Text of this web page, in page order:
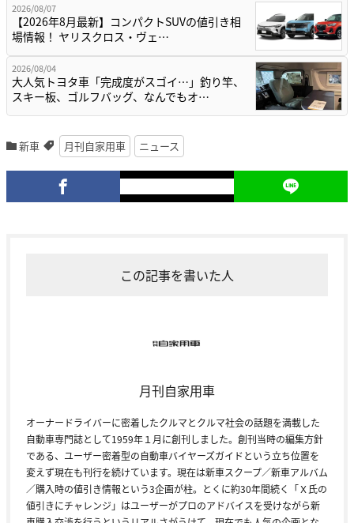
2026/08/07
【2026年8月最新】コンパクトSUVの値引き相
場情報！ ヤリスクロス・ヴェ…
2026/08/04
大人気トヨタ車「完成度がスゴイ…」釣り竿、
スキー板、ゴルフバッグ、なんでもオ…
新車 月刊自家用車 ニュース
この記事を書いた人
月刊自家用車
オーナードライバーに密着したクルマとクルマ社会の話題を満載した
自動車専門誌として1959年１月に創刊しました。創刊当時の編集方針
である、ユーザー密着型の自動車バイヤーズガイドという立ち位置を
変えず現在も刊行を続けています。現在は新車スクープ／新車アルバム
／購入時の値引き情報という3企画が柱。とくに約30年間続く「Ｘ氏の
値引きにチャレンジ」はユーザーがプロのアドバイスを受けながら新